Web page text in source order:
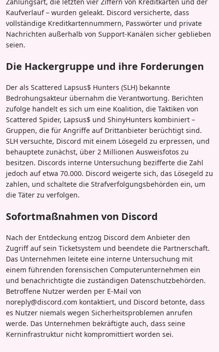
Kaufverlauf – wurden geleakt. Discord versicherte, dass
vollständige Kreditkartennummern, Passwörter und private
Nachrichten außerhalb von Support-Kanälen sicher geblieben
seien.
Die Hackergruppe und ihre Forderungen
Der als Scattered Lapsus$ Hunters (SLH) bekannte
Bedrohungsakteur übernahm die Verantwortung. Berichten
zufolge handelt es sich um eine Koalition, die Taktiken von
Scattered Spider, Lapsus$ und ShinyHunters kombiniert –
Gruppen, die für Angriffe auf Drittanbieter berüchtigt sind.
SLH versuchte, Discord mit einem Lösegeld zu erpressen, und
behauptete zunächst, über 2 Millionen Ausweisfotos zu
besitzen. Discords interne Untersuchung bezifferte die Zahl
jedoch auf etwa 70.000. Discord weigerte sich, das Lösegeld zu
zahlen, und schaltete die Strafverfolgungsbehörden ein, um
die Täter zu verfolgen.
Sofortmaßnahmen von Discord
Nach der Entdeckung entzog Discord dem Anbieter den
Zugriff auf sein Ticketsystem und beendete die Partnerschaft.
Das Unternehmen leitete eine interne Untersuchung mit
einem führenden forensischen Computerunternehmen ein
und benachrichtigte die zuständigen Datenschutzbehörden.
Betroffene Nutzer werden per E-Mail von
noreply@discord.com kontaktiert, und Discord betonte, dass
es Nutzer niemals wegen Sicherheitsproblemen anrufen
werde. Das Unternehmen bekräftigte auch, dass seine
Kerninfrastruktur nicht kompromittiert worden sei.